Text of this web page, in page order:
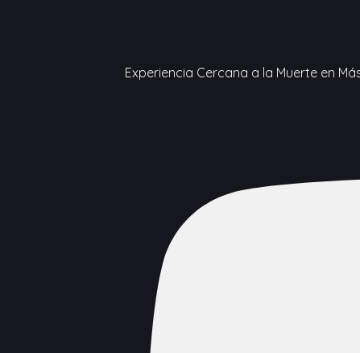
Experiencia Cercana a la Muerte en